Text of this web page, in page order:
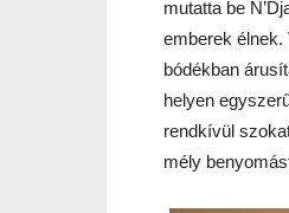
mutatta be
emberek élnek.
bódékban
helyen
rendkívül
mély